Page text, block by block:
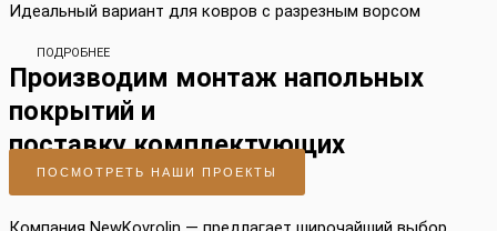
Идеальный вариант для ковров с разрезным ворсом
ПОДРОБНЕЕ
Производим монтаж напольных
покрытий и
поставку комплектующих
ПОСМОТРЕТЬ НАШИ ПРОЕКТЫ